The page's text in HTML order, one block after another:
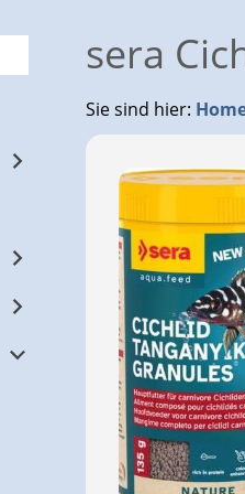
sera
Sie sind hier: